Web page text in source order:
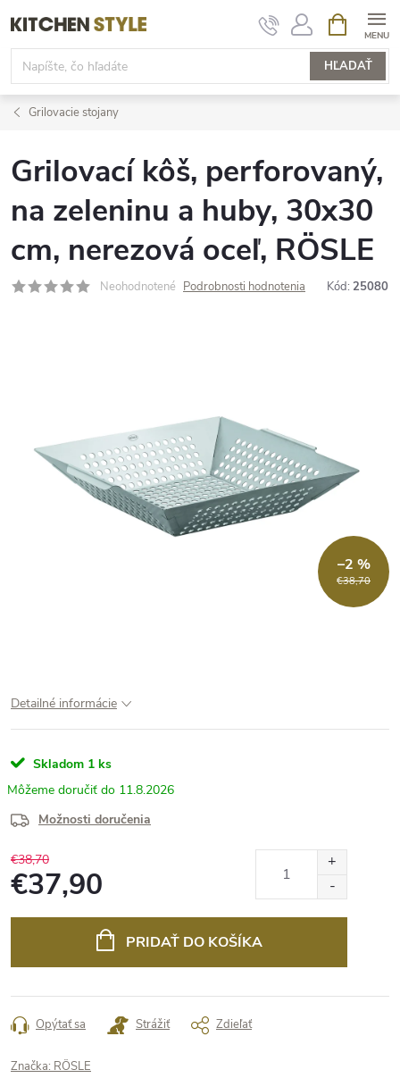
na
obsah
HĽADAŤ
KOŠÍK
Grilovacie stojany
Grilovací kôš, perforovaný,
na zeleninu a huby, 30x30
cm, nerezová oceľ, RÖSLE
Neohodnotené Podrobnosti hodnotenia Kód: 25080
€38,70
–2 %
Detailné informácie
Skladom 1 ks
11.8.2026
Možnosti doručenia
€38,70
€37,90
PRIDAŤ DO KOŠÍKA
Opýtať sa Strážiť Zdieľať
Značka: RÖSLE